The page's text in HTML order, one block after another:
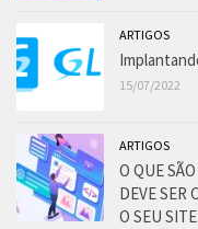
ARTIGOS
15/07/2022
ARTIGOS
O QUE
DEVE SER
O SEU SITE